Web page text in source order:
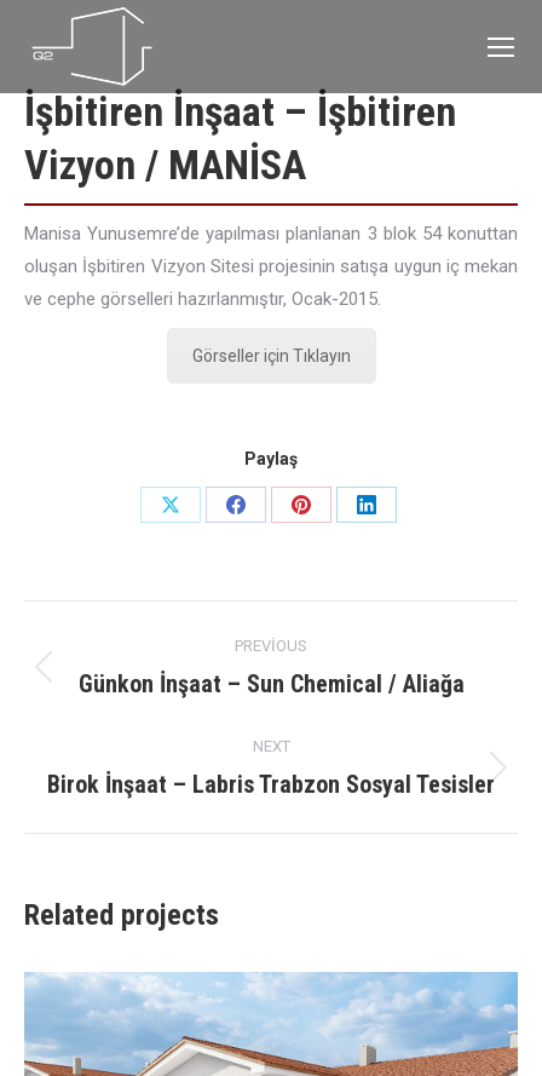
İşbitiren İnşaat – İşbitiren
Vizyon / MANİSA
Manisa Yunusemre’de yapılması planlanan 3 blok 54 konuttan
oluşan İşbitiren Vizyon Sitesi projesinin satışa uygun iç mekan
ve cephe görselleri hazırlanmıştır, Ocak-2015.
Görseller için Tıklayın
Paylaş
Share
Share
Share
Share
navigation
PREVIOUS
Previous
Günkon İnşaat – Sun Chemical / Aliağa
NEXT
Next
Birok İnşaat – Labris Trabzon Sosyal Tesisler
Related projects